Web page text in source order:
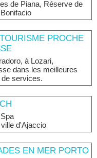
de Piana, Réserve de
PROCHE
à Lozari,
dans les meilleures
services.
d'Ajaccio
EN MER PORTO